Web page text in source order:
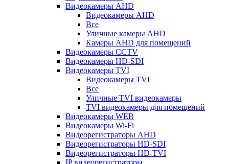
Видеокамеры AHD
Видеокамеры AHD
Все
Уличные камеры AHD
Камеры AHD для помещений
Видеокамеры CCTV
Видеокамеры HD-SDI
Видеокамеры TVI
Видеокамеры TVI
Все
Уличные TVI видеокамеры
TVI видеокамеры для помещений
Видеокамеры WEB
Видеокамеры Wi-Fi
Видеорегистраторы AHD
Видеорегистраторы HD-SDI
Видеорегистраторы HD-TVI
IP видеорегистраторы